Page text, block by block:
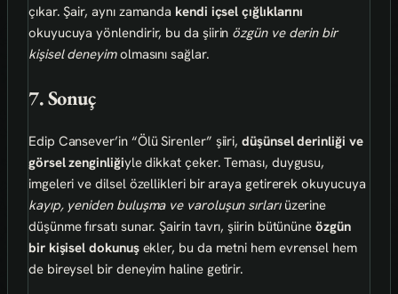
çıkar. Şair, aynı zamanda kendi içsel çığlıklarını
okuyucuya yönlendirir, bu da şiirin özgün ve derin bir
kişisel deneyimolmasını sağlar.
7. Sonuç
Edip Cansever’in “Ölü Sirenler” şiiri,düşünsel derinliği ve
görsel zenginliğiyle dikkat çeker. Teması, duygusu,
imgeleri ve dilsel özellikleri bir araya getirerek okuyucuya
kayıp, yeniden buluşma ve varoluşun sırlarıüzerine
düşünme fırsatı sunar. Şairin tavrı, şiirin bütününeözgün
bir kişisel dokunuşekler, bu da metni hem evrensel hem
de bireysel bir deneyim haline getirir.